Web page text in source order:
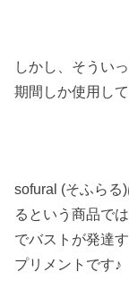
しかし、そうい
期間しか使用し
sofural (そふらる
るという商品で
でバストが発達
プリメントです♪